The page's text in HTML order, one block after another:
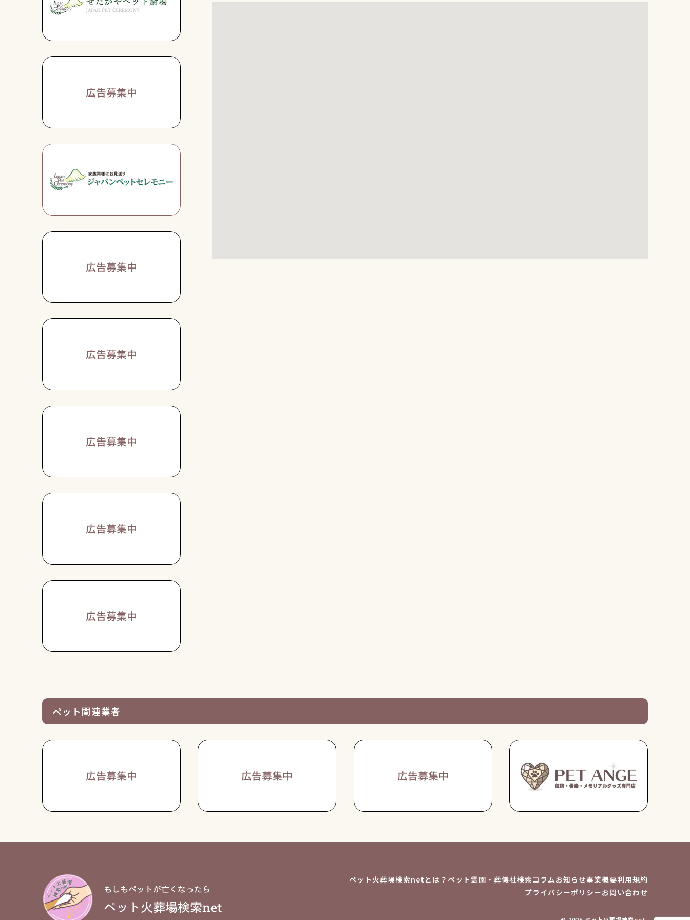
ペット関連業者
ペット火葬場検索netとは？ ペット霊園・葬儀社検索コラムお知らせ事業概要利用規約
プライバシーポリシーお問い合わせ